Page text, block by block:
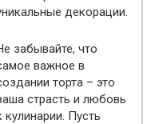
декорации.
забывайте, что
важное в
торта – это
страсть и любовь
кулинарии. Пусть